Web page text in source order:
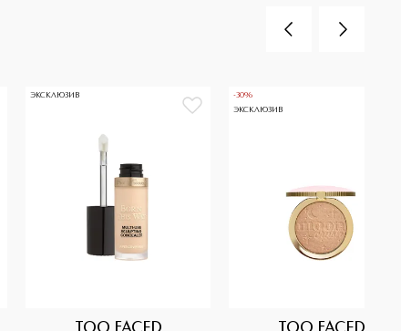
ЭКСКЛЮЗИВ
-30%
ЭКСКЛЮЗИВ